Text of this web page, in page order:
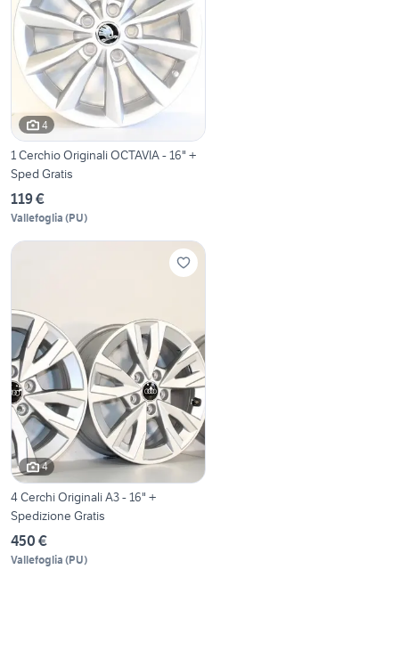
4
1 Cerchio Originali OCTAVIA - 16" +
Sped Gratis
119 €
Vallefoglia (PU)
4
4 Cerchi Originali A3 - 16" +
Spedizione Gratis
450 €
Vallefoglia (PU)